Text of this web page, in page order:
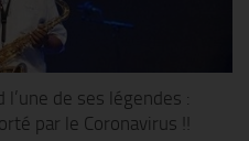
de ses légendes :
par le Coronavirus !!